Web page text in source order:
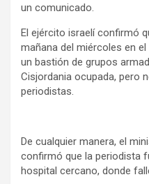
un comunicado.
El ejército israelí confirmó
mañana del miércoles en
un bastión de grupos
Cisjordania ocupada, pero
periodistas.
De cualquier manera, el
confirmó que la periodista
hospital cercano, donde